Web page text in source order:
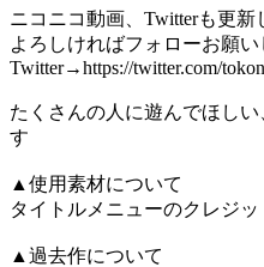
ニコニコ動画、Twitterも更新
よろしければフォローお願い
Twitter→https://twitter.com/
たくさんの人に遊んでほし
す
▲使用素材について
タイトルメニューのクレジッ
▲過去作について